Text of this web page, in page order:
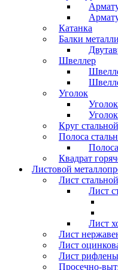
Катанка
Балки
Швеллер
Уголок
Круг стальной
Полоса
Квадрат
Листовой
Лист стальной
Лист
Лист
Лист
Лист
Лист
Просечно-